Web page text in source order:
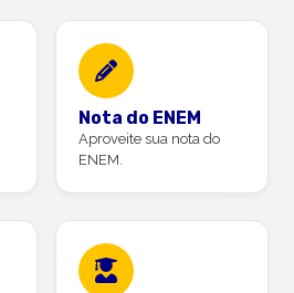
Nota do ENEM
Aproveite sua nota do
ENEM.